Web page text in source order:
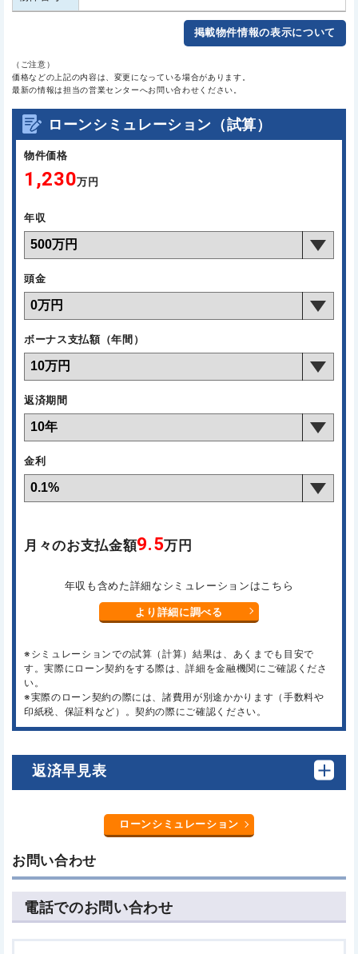
掲載物件情報の表示について
（ご注意）
価格などの上記の内容は、変更になっている場合があります。
最新の情報は担当の営業センターへお問い合わせください。
ローンシミュレーション（試算）
物件価格
1,230万円
年収
頭金
ボーナス支払額（年間）
返済期間
金利
月々のお支払金額9.5万円
年収も含めた詳細なシミュレーションはこちら
より詳細に調べる
※シミュレーションでの試算（計算）結果は、あくまでも目安で
す。実際にローン契約をする際は、詳細を金融機関にご確認くださ
い。
※実際のローン契約の際には、諸費用が別途かかります（手数料や
印紙税、保証料など）。契約の際にご確認ください。
返済早見表
ローンシミュレーション
お問い合わせ
電話でのお問い合わせ